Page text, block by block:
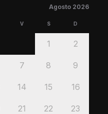
Agosto 2026
V S D
1 2
7 8 9
14 15 16
21 22 23